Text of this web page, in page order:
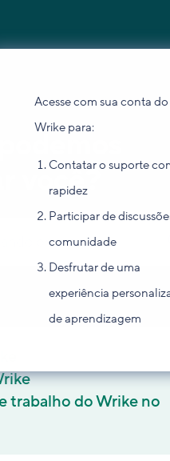
Acesse com sua conta do
Wrike para:
Contatar o suporte
rapidez
Participar de
comunidade
Desfrutar de uma
experiência
de aprendizagem
você?
trabalho do Wrike no